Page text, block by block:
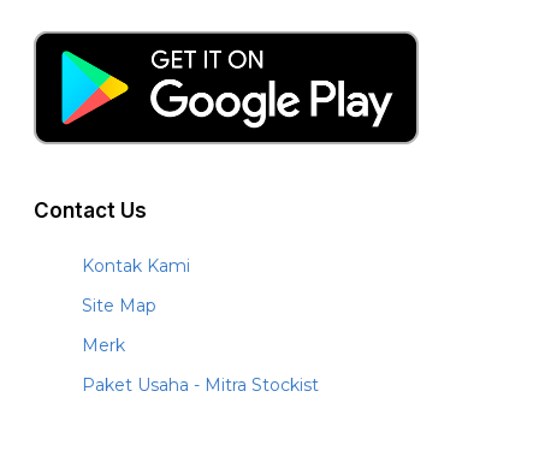
Contact Us
Kontak Kami
Site Map
Merk
Paket Usaha - Mitra Stockist